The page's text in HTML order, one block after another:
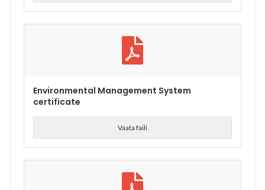
Environmental Management System
certificate
Vaata faili